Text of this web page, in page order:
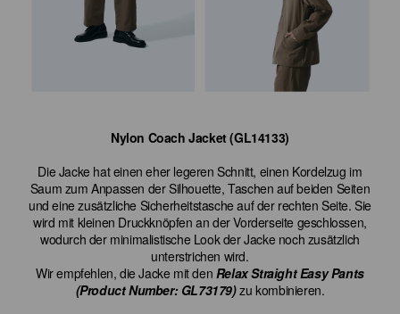
Nylon Coach Jacket (GL14133)
Die Jacke hat einen eher legeren Schnitt, einen Kordelzug im
Saum zum Anpassen der Silhouette, Taschen auf beiden Seiten
und eine zusätzliche Sicherheitstasche auf der rechten Seite. Sie
wird mit kleinen Druckknöpfen an der Vorderseite geschlossen,
wodurch der minimalistische Look der Jacke noch zusätzlich
unterstrichen wird.
Wir empfehlen, die Jacke mit den Relax Straight Easy Pants
(Product Number: GL73179)zu kombinieren.